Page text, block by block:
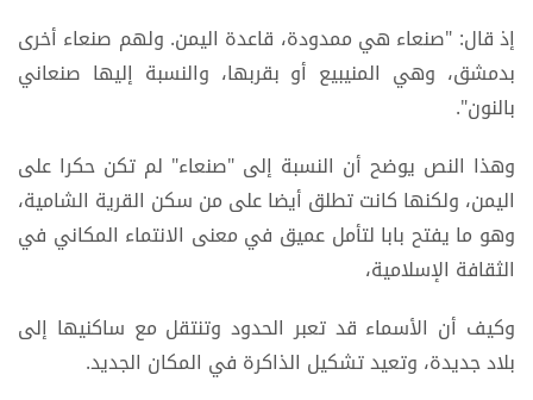
إذ قال: "صنعاء هي ممدودة، قاعدة اليمن. ولهم صنعاء أخرى
بدمشق، وهي المنيبيع أو بقربها، والنسبة إليها صنعاني
بالنون".
وهذا النص يوضح أن النسبة إلى "صنعاء" لم تكن حكرا على
اليمن، ولكنها كانت تطلق أيضا على من سكن القرية الشامية،
وهو ما يفتح بابا لتأمل عميق في معنى الانتماء المكاني في
الثقافة الإسلامية،
وكيف أن الأسماء قد تعبر الحدود وتنتقل مع ساكنيها إلى
بلاد جديدة، وتعيد تشكيل الذاكرة في المكان الجديد.